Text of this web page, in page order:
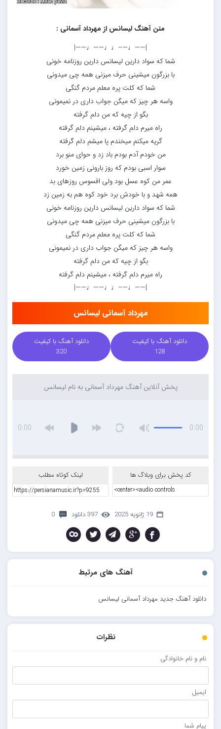
متن آهنگ لیسانس از مهرداد آسمانی :
|——♩—–♩♩——♩——|
شما که سواد دارین لیسانس دارین روزنامه خونی
با بزرگون میشینی حرف میزنی همه چی میدونی
شما که کلت پره معلم مردم گنگی
واسه هر چیز که میگن جواب داری در نمیمونی
بگو از چیه که من دلم گرفته
راه میرم دلم گرفته ، میشینم دلم گرفته
گریه میکنم میخندم پا میشم دلم گرفته
من خودم آدم بودم باد زد و حوای منو برد
سوار اسبی بودم که روز بارونی زمین خورد
عمر من کوه عسل بود ولی افسوس روزهای بد
همه شهد و با خودش برد خود کوه هم به زمین زد
شما که سواد دارین لیسانس دارین روزنامه خونی
با بزرگون میشینی حرف میزنی همه چی میدونی
شما که کلت پره معلم مردم گنگی
واسه هر چیز که میگن جواب داری در نمیمونی
بگو از چیه که من دلم گرفته
راه میرم دلم گرفته ، میشینم دلم گرفته
|——♩—–♩♩——♩——|
مهرداد آسمانی لیسانس
دانلود آهنگ با کیفیت
128
دانلود آهنگ با کیفیت
320
پخش آنلاین آهنگ مهرداد آسمانی به نام لیسانس
0:00
0:00
کد پخش برای وبلاگ ها لینک کوتاه مطلب
19 ژانویه 2025 397 دانلود 0
آهنگ های مرتبط
دانلود آهنگ جدید مهرداد آسمانی لیسانس
نظرات
نام و نام خانوادگی
ایمیل
پیام شما